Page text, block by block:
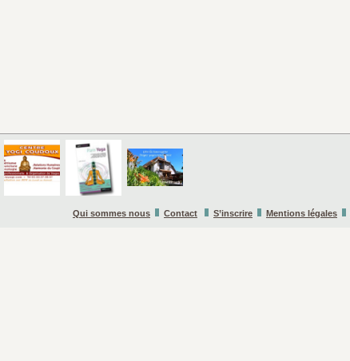
Qui sommes nous Contact S’inscrire Mentions légales